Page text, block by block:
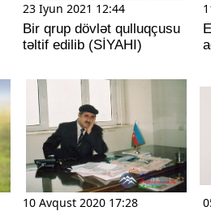
23 Iyun 2021 12:44
Bir qrup dövlət qulluqçusu
təltif edilib (SİYAHI)
10 Avqust 2020 17:28